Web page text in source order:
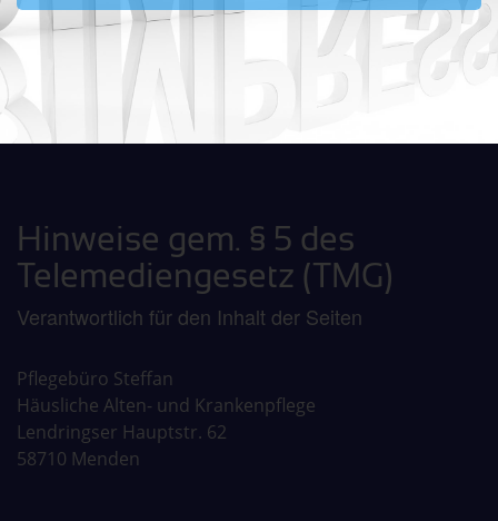
Hinweise gem. § 5 des
Telemediengesetz (TMG)
Verantwortlich für den Inhalt der Seiten
Pflegebüro Steffan
Häusliche Alten- und Krankenpflege
Lendringser Hauptstr. 62
58710 Menden